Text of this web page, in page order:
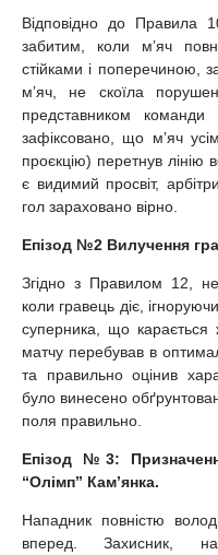
Відповідно до Правила
забитим, коли м’яч
стійками і поперечиною,
мʼяч, не скоїла
представником
зафіксовано, що м’яч
проєкцію) перетнув лінію
є видимий просвіт,
гол зараховано вірно.
Епізод №2 Вилучення
Згідно з Правилом 12,
коли гравець діє,
суперника, що карається
матчу перебував в
та правильно оцінив
було винесено
поля правильно.
Епізод №3:
“Олімп” Камʼянка.
Нападник повністю
вперед. Захисник,